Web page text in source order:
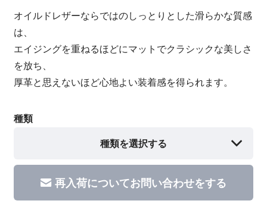
オイルドレザーならではのしっとりとした滑らかな質感
は、
エイジングを重ねるほどにマットでクラシックな美しさ
を放ち、
厚革と思えないほど心地よい装着感を得られます。
種類
種類を選択する
再入荷についてお問い合わせをする